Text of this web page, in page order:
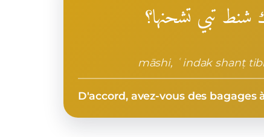
تبي تشحنها؟
māshi, ʿindak shanṭ
D'accord, avez-vous des bagages